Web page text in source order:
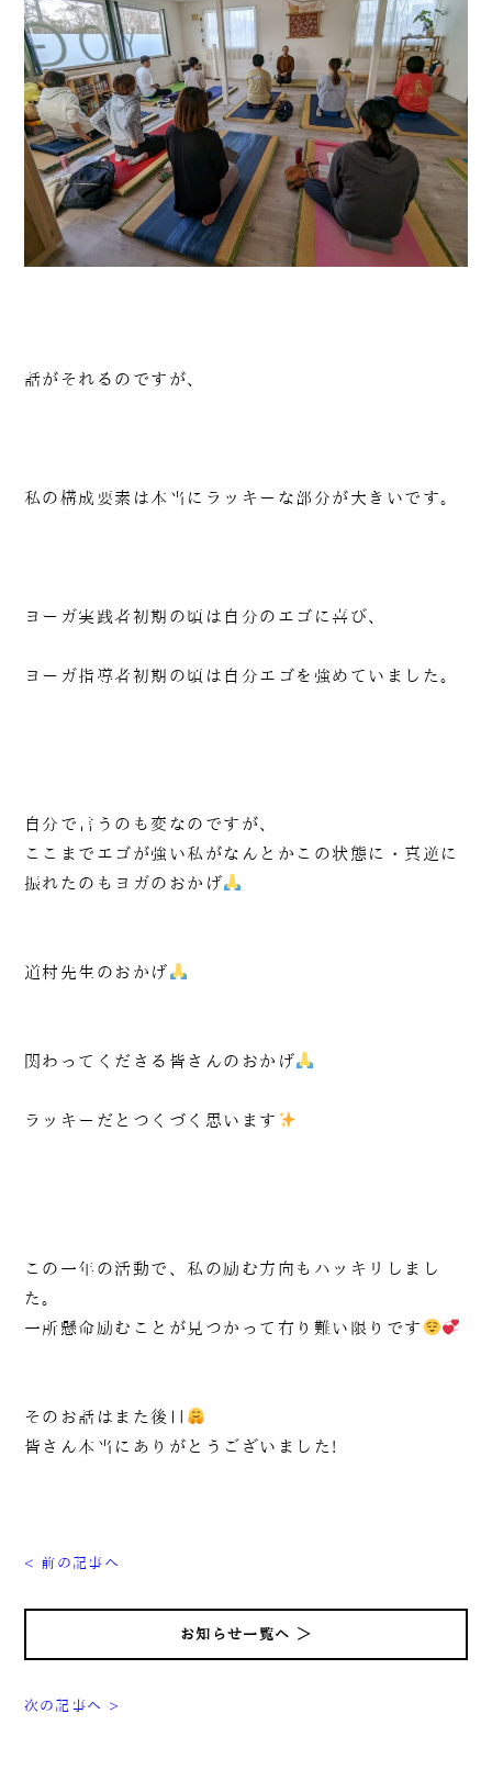
話がそれるのですが、
私の構成要素は本当にラッキーな部分が大きいです。
ヨーガ実践者初期の頃は自分のエゴに喜び、
ヨーガ指導者初期の頃は自分エゴを強めていました。
自分で言うのも変なのですが、
ここまでエゴが強い私がなんとかこの状態に・真逆に
振れたのもヨガのおかげ
道村先生のおかげ
関わってくださる皆さんのおかげ
ラッキーだとつくづく思います
この一年の活動で、私の励む方向もハッキリしまし
た。
一所懸命励むことが見つかって有り難い限りです
そのお話はまた後日
皆さん本当にありがとうございました!
< 前の記事へ
お知らせ一覧へ ＞
次の記事へ >
090-1302-3033